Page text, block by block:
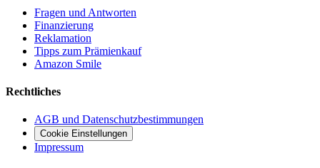
Fragen und Antworten
Finanzierung
Reklamation
Tipps zum Prämienkauf
Amazon Smile
Rechtliches
AGB und Datenschutzbestimmungen
Cookie Einstellungen
Impressum